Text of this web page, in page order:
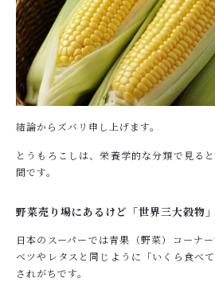
結論からズバリ申し上げます。
とうもろこしは、栄養学的な分類で見る
間です。
野菜売り場にあるけど「世界三大穀物
日本のスーパーでは青果（野菜）コーナ
ベツやレタスと同じように「いくら食べ
されがちです。